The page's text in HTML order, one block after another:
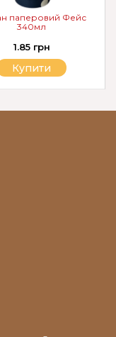
паперовий Фейс
340мл
1.85 грн
Купити